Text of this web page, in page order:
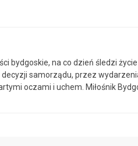
bydgoskie, na co dzień śledzi
samorządu, przez
oczami i uchem. Miłośnik